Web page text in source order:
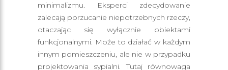
minimalizmu. Eksperci zdecydowanie
zalecają porzucanie niepotrzebnych rzeczy,
otaczając się wyłącznie obiektami
funkcjonalnymi. Może to działać w każdym
innym pomieszczeniu, ale nie w przypadku
projektowania sypialni. Tutaj równowaga